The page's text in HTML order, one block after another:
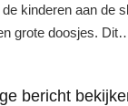
kinderen aan de
grote doosjes.
bericht